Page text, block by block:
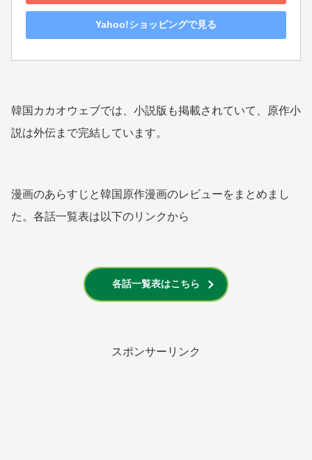
Yahoo!ショッピングで見る
韓国カカオウェブでは、小説版も掲載されていて、原作小
説は外伝まで完結しています。
漫画のあらすじと韓国原作漫画のレビューをまとめまし
た。各話一覧表は以下のリンクから
各話一覧表はこちら
スポンサーリンク